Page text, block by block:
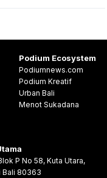
Podium Ecosystem
Podiumnews.com
Podium Kreatif
Urban Bali
Menot Sukadana
P No 58, Kuta Utara,
Bali 80363